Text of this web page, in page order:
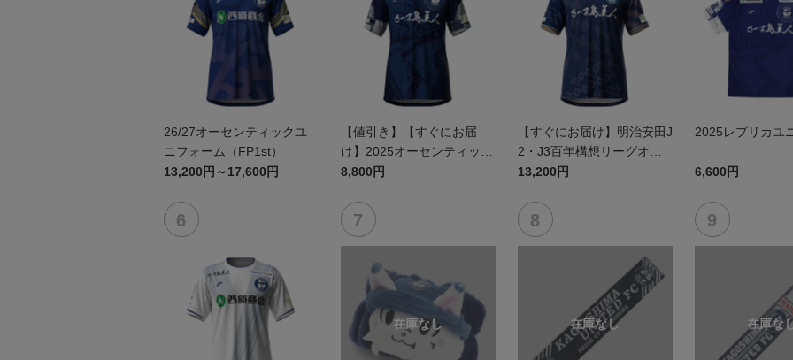
26/27オーセンティックユ
ニフォーム（FP1st）
13,200円～17,600円
【値引き】【すぐにお届
け】2025オーセンティック
ユニフォーム FP1st
8,800円
【すぐにお届け】明治安田J
2・J3百年構想リーグオー
センティックユニフォーム
13,200円
2025レプリカユ
6,600円